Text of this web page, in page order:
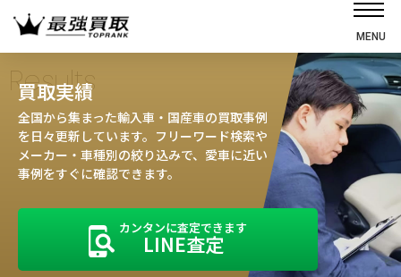
MENU
選ばれる理由
高価買取の仕組み
売却の流れ
お客様の声
Results
買取実績
全国から集まった輸入車・国産車の買取事例
を日々更新しています。フリーワード検索や
メーカー・車種別の絞り込みで、愛車に近い
事例をすぐに確認できます。
カンタンに査定できます
LINE査定